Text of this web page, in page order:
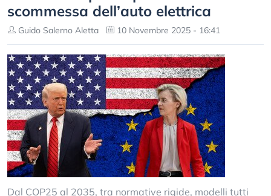
scommessa dell’auto elettrica
Guido Salerno Aletta 10 Novembre 2025 - 16:41
Dal COP25 al 2035, tra normative rigide, modelli tutti